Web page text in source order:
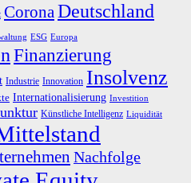
CoronaDeutschland
ESG Europa
Finanzierung
Industrie Innovation Insolvenz
Internationalisierung Investition
Künstliche Intelligenz Liquidität
Nachfolge